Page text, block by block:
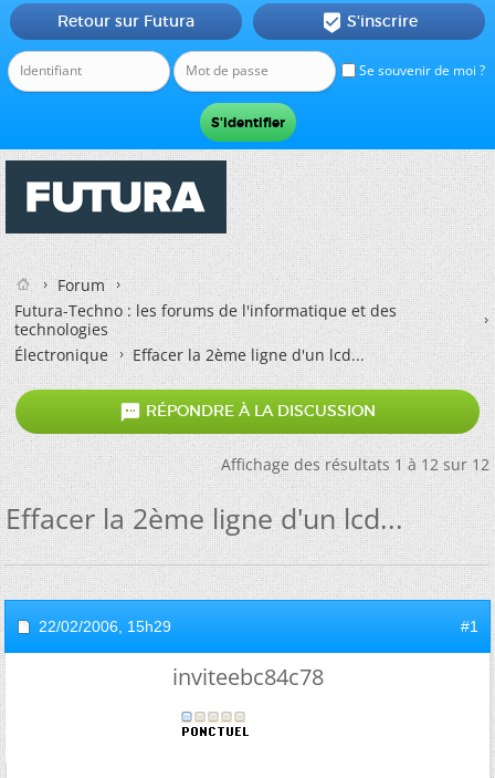
Se souvenir de moi ?
Retour sur Futura  S'inscrire
Forum
Futura-Techno : les forums de l'informatique et des
technologies
Électronique
Effacer la 2ème ligne d'un lcd...
 RÉPONDRE À LA DISCUSSION
Affichage des résultats 1 à 12 sur 12
Effacer la 2ème ligne d'un lcd...
22/02/2006, 15h29 #1
inviteebc84c78